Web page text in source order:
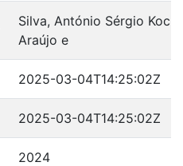
Silva, António Sérgio Koch
Araújo e
2025-03-04T14:25:02Z
2025-03-04T14:25:02Z
2024